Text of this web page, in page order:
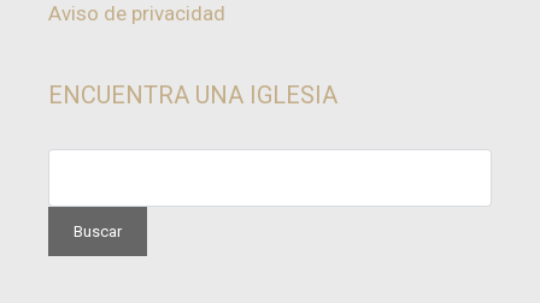
Aviso de privacidad
ENCUENTRA UNA IGLESIA